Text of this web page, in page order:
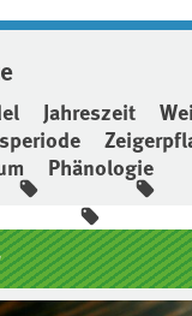
Jahreszeit
Phänologie